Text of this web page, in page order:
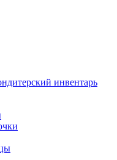
инвентарь